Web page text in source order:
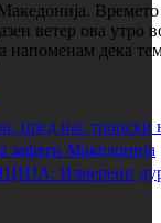
Времето
ветер ова
дека
пред нас тропски
зафати Македонија
Измерени дури